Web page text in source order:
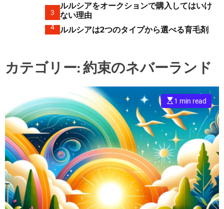
3
ルルシアをオークションで購入してはいけ
ない理由
4 ルルシアは2つのタイプから選べる育毛剤
カテゴリー:約束のネバーランド
E
s
t
i
a
e
d
r
e
a
d
t
m
1 min read